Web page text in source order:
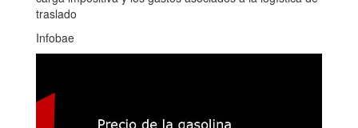
traslado
Infobae